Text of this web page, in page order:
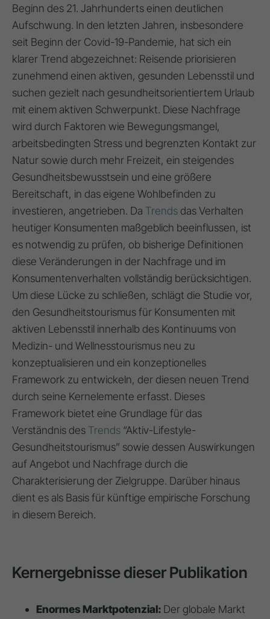
Beginn des 21. Jahrhunderts einen deutlichen
Aufschwung. In den letzten Jahren, insbesondere
seit Beginn der Covid-19-Pandemie, hat sich ein
klarer Trend abgezeichnet: Reisende priorisieren
zunehmend einen aktiven, gesunden Lebensstil und
suchen gezielt nach gesundheitsorientiertem Urlaub
mit einem aktiven Schwerpunkt. Diese Nachfrage
wird durch Faktoren wie Bewegungsmangel,
arbeitsbedingten Stress und begrenzten Kontakt zur
Natur sowie durch mehr Freizeit, ein steigendes
Gesundheitsbewusstsein und eine größere
Bereitschaft, in das eigene Wohlbefinden zu
investieren, angetrieben. Da Trendsdas Verhalten
heutiger Konsumenten maßgeblich beeinflussen, ist
es notwendig zu prüfen, ob bisherige Definitionen
diese Veränderungen in der Nachfrage und im
Konsumentenverhalten vollständig berücksichtigen.
Um diese Lücke zu schließen, schlägt die Studie vor,
den Gesundheitstourismus für Konsumenten mit
aktiven Lebensstil innerhalb des Kontinuums von
Medizin- und Wellnesstourismus neu zu
konzeptualisieren und ein konzeptionelles
Framework zu entwickeln, der diesen neuen Trend
durch seine Kernelemente erfasst. Dieses
Framework bietet eine Grundlage für das
Verständnis des Trends “Aktiv-Lifestyle-
Gesundheitstourismus” sowie dessen Auswirkungen
auf Angebot und Nachfrage durch die
Charakterisierung der Zielgruppe. Darüber hinaus
dient es als Basis für künftige empirische Forschung
in diesem Bereich.
Kernergebnisse dieser Publikation
Enormes Marktpotenzial: Der globale Markt